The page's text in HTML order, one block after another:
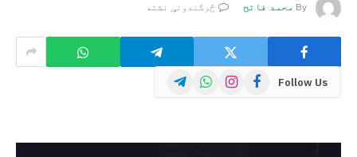
By محمد فاتح څرگندونې نشته
Follow Us
Facebook
Instagram
WhatsApp
Telegram